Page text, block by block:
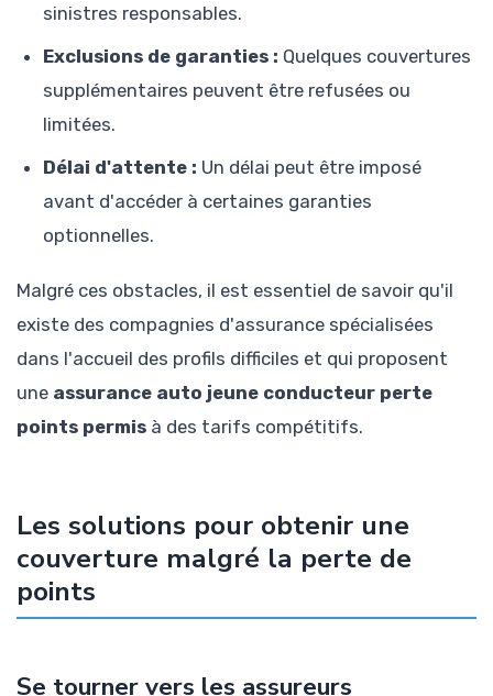
sinistres responsables.
Exclusions de garanties : Quelques couvertures
supplémentaires peuvent être refusées ou
limitées.
Délai d'attente : Un délai peut être imposé
avant d'accéder à certaines garanties
optionnelles.
Malgré ces obstacles, il est essentiel de savoir qu'il
existe des compagnies d'assurance spécialisées
dans l'accueil des profils difficiles et qui proposent
une assurance auto jeune conducteur perte
points permis à des tarifs compétitifs.
Les solutions pour obtenir une
couverture malgré la perte de
points
Se tourner vers les assureurs